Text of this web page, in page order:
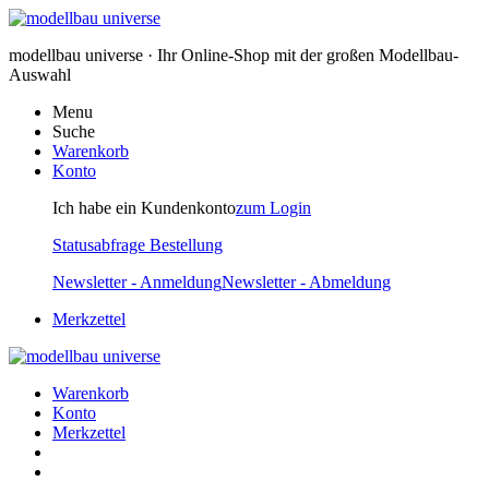
modellbau universe · Ihr Online-Shop mit der großen Modellbau-
Auswahl
Menu
Suche
Warenkorb
Konto
Ich habe ein Kundenkontozum Login
Statusabfrage Bestellung
Newsletter - AnmeldungNewsletter - Abmeldung
Merkzettel
Warenkorb
Konto
Merkzettel